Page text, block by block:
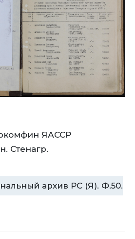
ЯАССР
Стенагр.
архив РС (Я). Ф.50.